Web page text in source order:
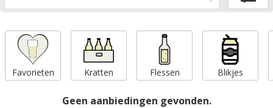
Favorieten Kratten Flessen Blikjes
Geen aanbiedingen gevonden.